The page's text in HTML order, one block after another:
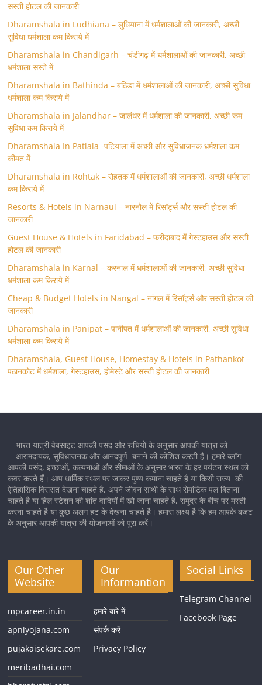
सस्ती होटल की जानकारी
Dharamshala in Ludhiana – लुधियाना में धर्मशालाओं की जानकारी, अच्छी
सुविधा धर्मशाला कम किराये में
Dharamshala in Chandigarh – चंडीगढ़ में धर्मशालाओं की जानकारी, अच्छी
धर्मशाला सस्ते में
Dharamshala in Bathinda – बठिंडा में धर्मशालाओं की जानकारी, अच्छी सुविधा
धर्मशाला कम किराये में
Dharamshala in Jalandhar – जालंधर में धर्मशाला की जानकारी, अच्छी रूम
सुविधा कम किराये में
Dharamshala In Patiala -पटियाला में अच्छी और सुविधाजनक धर्मशाला कम
कीमत में
Dharamshala in Rohtak – रोहतक में धर्मशालाओं की जानकारी, अच्छी धर्मशाला
कम किराये में
Resorts & Hotels in Narnaul – नारनौल में रिसॉर्ट्स और सस्ती होटल की
जानकारी
Guest House & Hotels in Faridabad – फरीदाबाद में गेस्टहाउस और सस्ती
होटल की जानकारी
Dharamshala in Karnal – करनाल में धर्मशालाओं की जानकारी, अच्छी सुविधा
धर्मशाला कम किराये में
Cheap & Budget Hotels in Nangal – नांगल में रिसॉर्ट्स और सस्ती होटल की
जानकारी
Dharamshala in Panipat – पानीपत में धर्मशालाओं की जानकारी, अच्छी सुविधा
धर्मशाला कम किराये में
Dharamshala, Guest House, Homestay & Hotels in Pathankot –
पठानकोट में धर्मशाला, गेस्टहाउस, होमेस्टे और सस्ती होटल की जानकारी
भारत यात्री वेबसाइट आपकी पसंद और रुचियों के अनुसार आपकी यात्रा को
आरामदायक, सुविधाजनक और आनंदपूर्ण बनाने की कोशिश करती है। हमारे ब्लॉग
आपकी पसंद, इच्छाओं, कल्पनाओं और सीमाओं के अनुसार भारत के हर पर्यटन स्थल को
कवर करते हैं। आप धार्मिक स्थल पर जाकर पुण्य कमाना चाहते है या किसी राज्य की
ऐतिहासिक विरासत देखना चाहते है, अपने जीवन साथी के साथ रोमांटिक पल बिताना
चाहते है या हिल स्टेशन की शांत वादियों में खो जाना चाहते है, समुद्र के बीच पर मस्ती
करना चाहते है या कुछ अलग हट के देखना चाहते है। हमारा लक्ष्य है कि हम आपके बजट
के अनुसार आपकी यात्रा की योजनाओं को पूरा करें।
Our Other
Website
mpcareer.in.in
apniyojana.com
pujakaisekare.com
meribadhai.com
Our
Informantion
हमारे बारे में
संपर्क करें
Privacy Policy
Social Links
Telegram Channel
Facebook Page